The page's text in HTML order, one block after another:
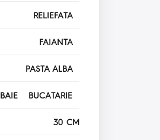
RELIEFATA
FAIANTA
PASTA ALBA
BAIE BUCATARIE
30 CM